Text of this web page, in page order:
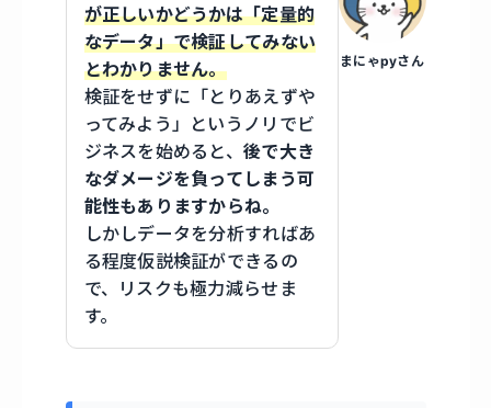
まにゃpyさん
が正しいかどうかは「定量的
なデータ」で検証してみない
とわかりません。
検証をせずに「とりあえずや
ってみよう」というノリでビ
ジネスを始めると、後で大き
なダメージを負ってしまう可
能性もありますからね。
しかしデータを分析すればあ
る程度仮説検証ができるの
で、リスクも極力減らせま
す。